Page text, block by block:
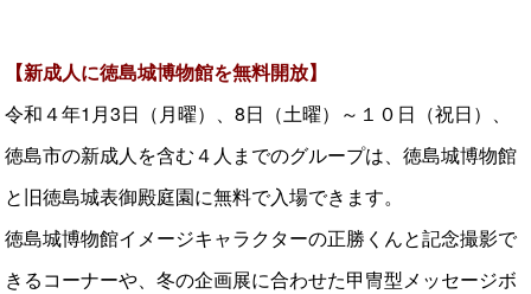
【新成人に徳島城博物館を無料開放】
令和４年1月3日（月曜）、8日（土曜）～１０日（祝日）、
徳島市の新成人を含む４人までのグループは、徳島城博物館
と旧徳島城表御殿庭園に無料で入場できます。
徳島城博物館イメージキャラクターの正勝くんと記念撮影で
きるコーナーや、冬の企画展に合わせた甲冑型メッセージボ